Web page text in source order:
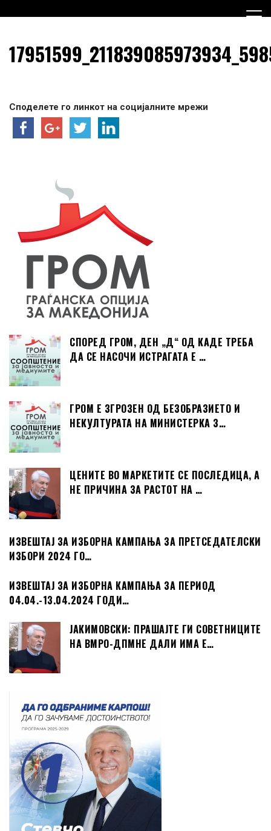
to
Граѓанска Опција за
Македонија
Споделете го линкот на социјалните мрежи
СПОРЕД ГРОМ, ДЕН „Д“ ОД КАДЕ ТРЕБА
ДА СЕ НАСОЧИ ИСТРАГАТА Е …
ГРОМ Е ЗГРОЗЕН ОД БЕЗОБРАЗИЕТО И
НЕКУЛТУРАТА НА МИНИСТЕРКА З…
ЦЕНИТЕ ВО МАРКЕТИТЕ СЕ ПОСЛЕДИЦА, А
НЕ ПРИЧИНА ЗА РАСТОТ НА …
ИЗВЕШТАЈ ЗА ИЗБОРНА КАМПАЊА ЗА ПРЕТСЕДАТЕЛСКИ
ИЗБОРИ 2024 ГО…
ИЗВЕШТАЈ ЗА ИЗБОРНА КАМПАЊА ЗА ПЕРИОД
04.04.-13.04.2024 ГОДИ…
ЈАКИМОВСКИ: ПРАШАЈТЕ ГИ СОВЕТНИЦИТЕ
НА ВМРО-ДПМНЕ ДАЛИ ИМА Е…